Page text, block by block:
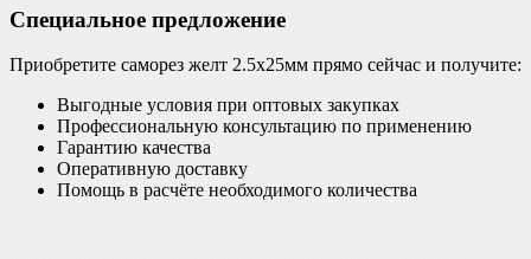
Специальное предложение
Приобретите саморез желт 2.5х25мм прямо сейчас и получите:
Выгодные условия при оптовых закупках
Профессиональную консультацию по применению
Гарантию качества
Оперативную доставку
Помощь в расчёте необходимого количества